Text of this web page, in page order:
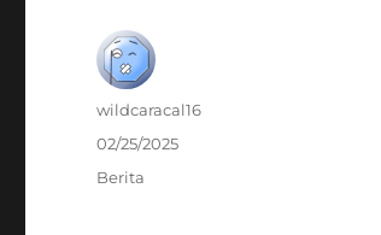
Author
wildcaracal16
Posted
02/25/2025
Categories
Berita